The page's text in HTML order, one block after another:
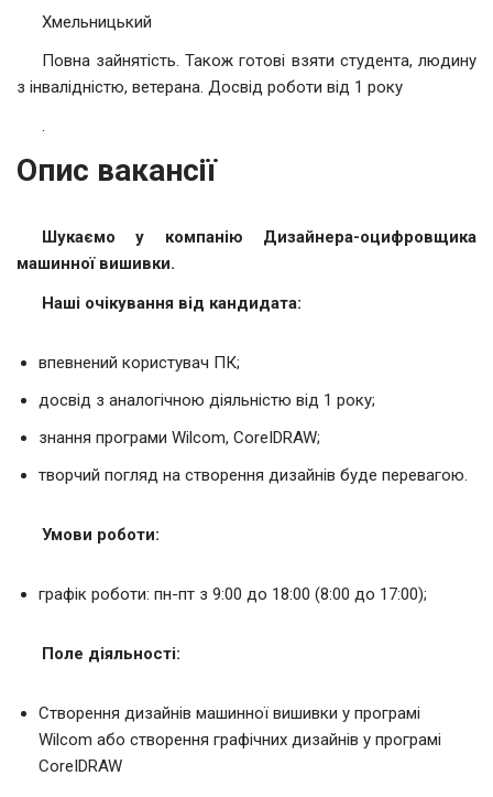
Хмельницький
Повна зайнятість. Також готові взяти студента, людину
з інвалідністю, ветерана. Досвід роботи від 1 року
.
Опис вакансії
Шукаємо у компанію Дизайнера-оцифровщика
машинної вишивки.
Наші очікування від кандидата:
впевнений користувач ПК;
досвід з аналогічною діяльністю від 1 року;
знання програми Wilcom, CoreIDRAW;
творчий погляд на створення дизайнів буде перевагою.
Умови роботи:
графік роботи: пн-пт з 9:00 до 18:00 (8:00 до 17:00);
Поле діяльності:
Створення дизайнів машинної вишивки у програмі
Wilcom або створення графічних дизайнів у програмі
CoreIDRAW